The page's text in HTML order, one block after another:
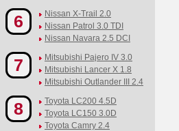
6
Nissan X-Trail 2.0
Nissan Patrol 3.0 TDI
Nissan Navara 2.5 DCI
7
Mitsubishi Pajero IV 3.0
Mitsubishi Lancer X 1.8
Mitsubishi Outlander III 2.4
8
Toyota LC200 4.5D
Toyota LC150 3.0D
Toyota Camry 2.4